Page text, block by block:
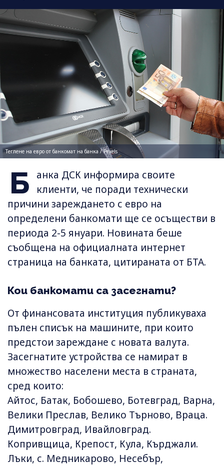
Теглене на евро от банкомат на банка / Pexels
Б
анка ДСК информира своите
клиенти, че поради технически
причини зареждането с евро на
определени банкомати ще се осъществи в
периода 2-5 януари. Новината беше
съобщена на официалната интернет
страница на банката, цитираната от БТА.
Кои банкомати са засегнати?
От финансовата институция публикуваха
пълен списък на машините, при които
предстои зареждане с новата валута.
Засегнатите устройства се намират в
множество населени места в страната,
сред които:
Айтос, Батак, Бобошево, Ботевград, Варна,
Велики Преслав, Велико Търново, Враца.
Димитровград, Ивайловград.
Копривщица, Крепост, Кула, Кърджали.
Лъки, с. Медникарово, Несебър,